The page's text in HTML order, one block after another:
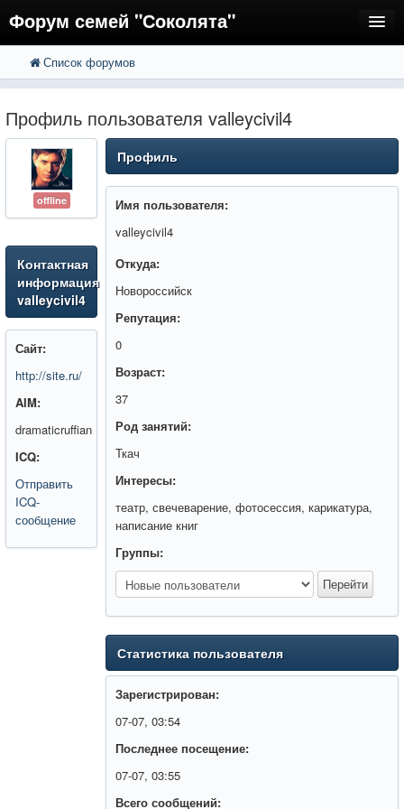
Форум семей "Соколята"
FAQ
Регистрация
Вход
Список форумов
Профиль пользователя valleycivil4
offline
Контактная
информация
valleycivil4
Сайт:
http://site.ru/
AIM:
dramaticruffian
ICQ:
Отправить
ICQ-
сообщение
Профиль
Имя пользователя:
valleycivil4
Откуда:
Новороссийск
Репутация:
0
Возраст:
37
Род занятий:
Ткач
Интересы:
театр, свечеварение, фотосессия, карикатура,
написание книг
Группы:
Статистика пользователя
Зарегистрирован:
07-07, 03:54
Последнее посещение:
07-07, 03:55
Всего сообщений: